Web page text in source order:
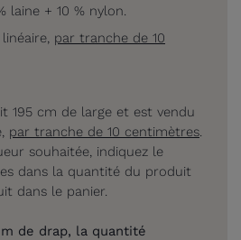
laine + 10 % nylon.
par tranche de 10
195 cm de large et est vendu
par tranche de 10 centimètres.
souhaitée, indiquez le
dans la quantité du produit
dans le panier.
de drap, la quantité